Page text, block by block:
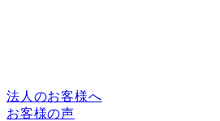
法人のお客様へ
お客様の声